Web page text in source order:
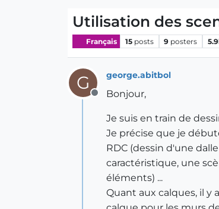
Utilisation des
Français 15 posts 9 posters
G
Offline
george.abitbol
Bonjour,
Je suis en train de
Je précise que je
RDC (dessin d'une
caractéristique, une
éléments) ...
Quant aux calques, il y